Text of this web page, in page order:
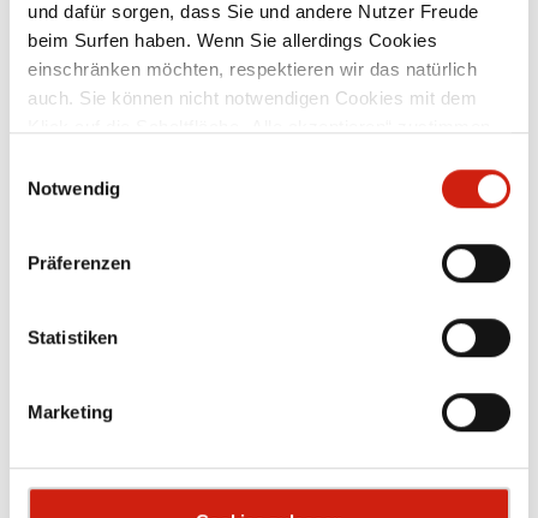
und dafür sorgen, dass Sie und andere Nutzer Freude
beim Surfen haben. Wenn Sie allerdings Cookies
einschränken möchten, respektieren wir das natürlich
auch. Sie können nicht notwendigen Cookies mit dem
alle Cookies auswählen.
Notwendig
Präferenzen
Statistiken
Marketing
Zubehör